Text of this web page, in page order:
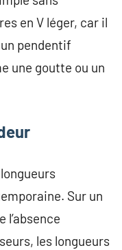
en V léger, car il
pendentif
une goutte ou un
Sur un
l’absence
les longueurs